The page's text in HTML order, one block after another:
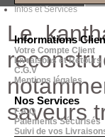
Infos et Services
Informations
Votre Compte Client
Livraisons et Retours
C.G.V
Mentions légales
Nos Services
F.A.Q
Paiements Sécurisés
Suivi de vos
Le
saveurs